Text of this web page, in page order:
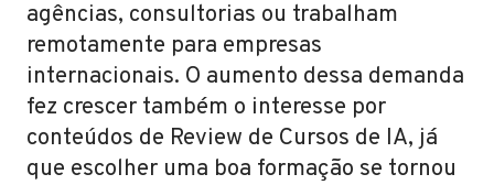
agências, consultorias ou trabalham
remotamente para empresas
internacionais. O aumento dessa demanda
fez crescer também o interesse por
conteúdos de Review de Cursos de IA, já
que escolher uma boa formação se tornou